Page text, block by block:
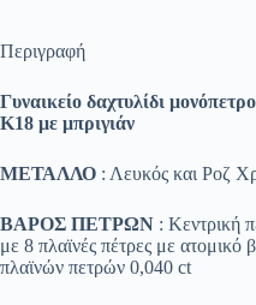
Περιγραφή
Γυναικείο δαχτυλίδι
Κ18 με μπριγιάν
ΜΕΤΑΛΛΟ : Λευκός και Ροζ
ΒΑΡΟΣ ΠΕΤΡΩΝ : Κεντρική
με 8 πλαϊνές πέτρες με
πλαϊνών πετρών 0,040 ct